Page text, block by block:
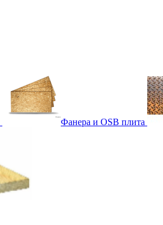
Фанера и OSB плита